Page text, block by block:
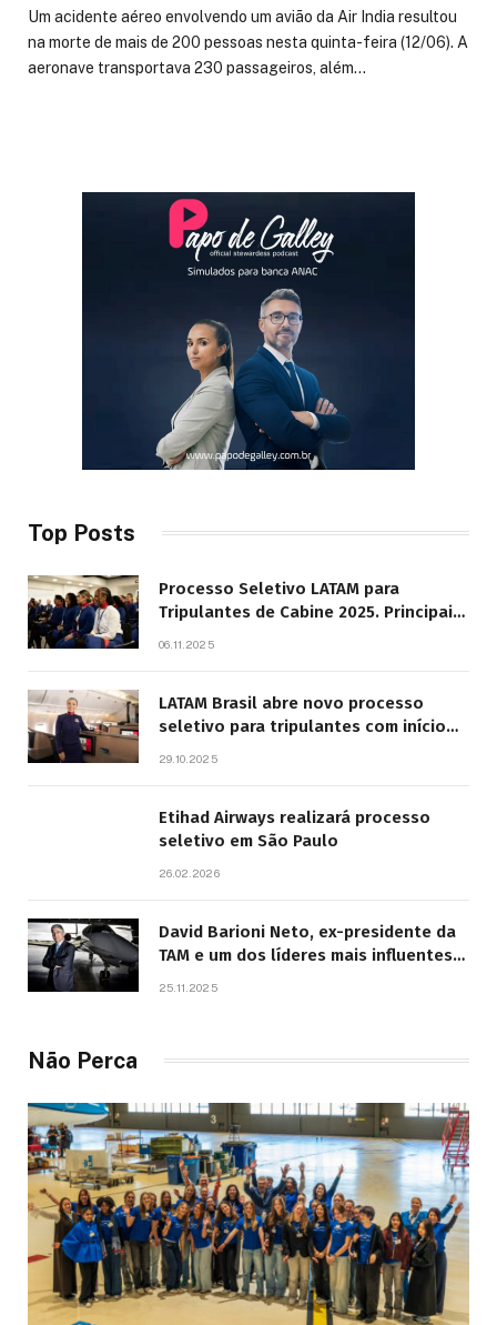
Um acidente aéreo envolvendo um avião da Air India resultou
na morte de mais de 200 pessoas nesta quinta-feira (12/06). A
aeronave transportava 230 passageiros, além…
Top Posts
Processo Seletivo LATAM para
Tripulantes de Cabine 2025. Principais
06.11.2025
LATAM Brasil abre novo processo
seletivo para tripulantes com início
29.10.2025
Etihad Airways realizará processo
seletivo em São Paulo
26.02.2026
David Barioni Neto, ex-presidente da
TAM e um dos líderes mais influentes
25.11.2025
Não Perca